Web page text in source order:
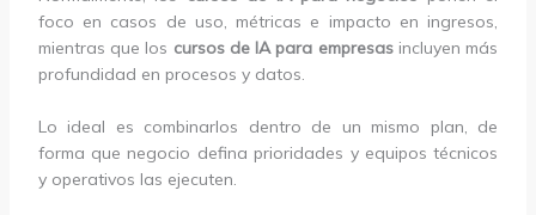
foco en casos de uso, métricas e impacto en ingresos,
mientras que los cursos de IA para empresasincluyen más
profundidad en procesos y datos.
Lo ideal es combinarlos dentro de un mismo plan, de
forma que negocio defina prioridades y equipos técnicos
y operativos las ejecuten.